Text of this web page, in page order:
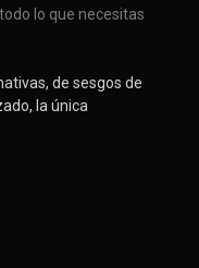
lo que necesitas
de sesgos de
la única